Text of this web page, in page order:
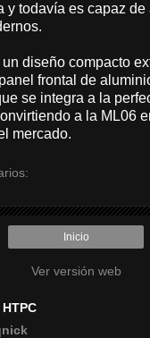
y todavía es capaz de
diseño compacto
frontal de
se integra a la
a la ML06
mercado.
Inicio
Ver versión web